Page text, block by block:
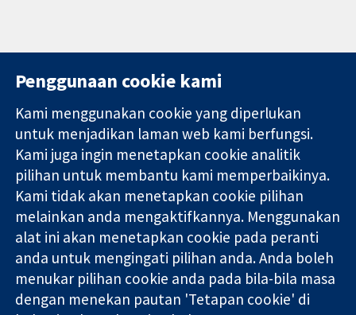
Bukti yang
dipercayai.
keputusan
termaklum
Kesihatan yang
lebih baik
11-13 Cavendish
Square
London
W1G 0AN
United Kingdom
Hubungi kita
Berita
Pejabat
akhbar
Perihal Kami
Pekerjaan
Cochrane
Library
Kolaborasi Cochrane ialah sebuah badan amal (no. 1045921) dan
Penggunaan cookie kami
Kami menggunakan cookie yang diperlukan
untuk menjadikan laman web kami berfungsi.
Kami juga ingin menetapkan cookie analitik
pilihan untuk membantu kami memperbaikinya.
Kami tidak akan menetapkan cookie pilihan
melainkan anda mengaktifkannya. Menggunakan
alat ini akan menetapkan cookie pada peranti
anda untuk mengingati pilihan anda. Anda boleh
menukar pilihan cookie anda pada bila-bila masa
dengan menekan pautan 'Tetapan cookie' di